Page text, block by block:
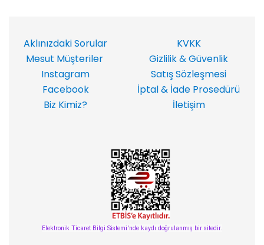
Aklınızdaki Sorular
KVKK
Mesut Müşteriler
Gizlilik & Güvenlik
Instagram
Satış Sözleşmesi
Facebook
İptal & İade Prosedürü
Biz Kimiz?
İletişim
Elektronik Ticaret Bilgi Sistemi'nde kaydı doğrulanmış bir sitedir.